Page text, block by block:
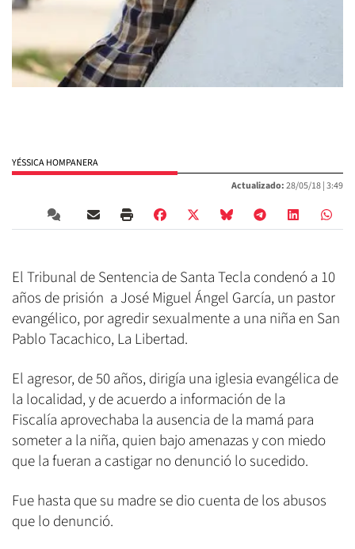
YÉSSICA HOMPANERA
Actualizado:28/05/18 |3:49
El Tribunal de Sentencia de Santa Tecla condenó a 10
años de prisión a José Miguel Ángel García, un pastor
evangélico, por agredir sexualmente a una niña en San
Pablo Tacachico, La Libertad.
El agresor, de 50 años, dirigía una iglesia evangélica de
la localidad, y de acuerdo a información de la
Fiscalía aprovechaba la ausencia de la mamá para
someter a la niña, quien bajo amenazas y con miedo
que la fueran a castigar no denunció lo sucedido.
Fue hasta que su madre se dio cuenta de los abusos
que lo denunció.